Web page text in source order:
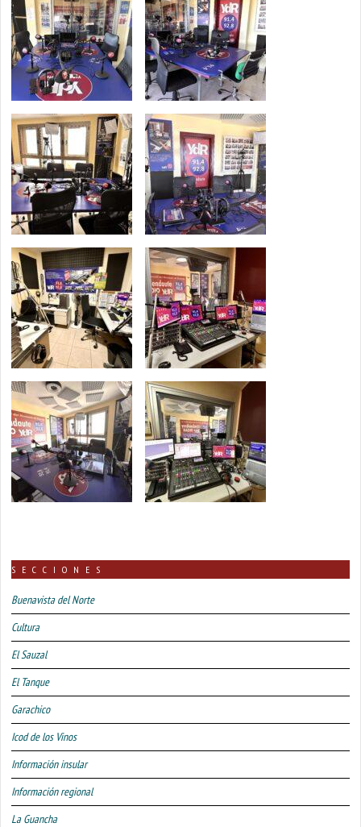
SECCIONES
Buenavista del Norte
Cultura
El Sauzal
El Tanque
Garachico
Icod de los Vinos
Información insular
Información regional
La Guancha